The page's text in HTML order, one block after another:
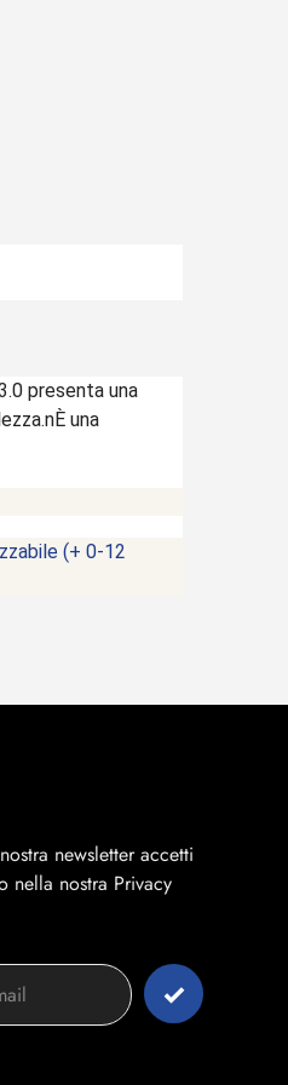
presenta una
una
(+ 0-12
newsletter accetti
nella nostra Privacy